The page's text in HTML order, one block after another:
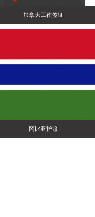
加拿大工作签证
冈比亚护照